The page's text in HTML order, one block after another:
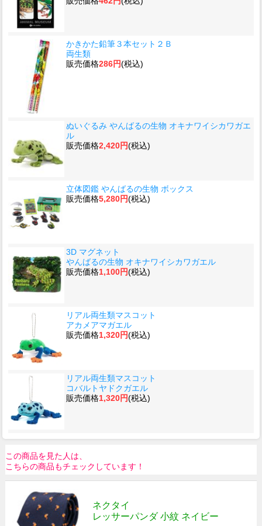
かきかた鉛筆３本セット２Ｂ
両生類
販売価格286円(税込)
ぬいぐるみ やんばるの生物 オキナワイシカワガエ
ル
販売価格2,420円(税込)
立体図鑑 やんばるの生物 ボックス
販売価格5,280円(税込)
3D マグネット
やんばるの生物 オキナワイシカワガエル
販売価格1,100円(税込)
リアル両生類マスコット
アカメアマガエル
販売価格1,320円(税込)
リアル両生類マスコット
コバルトヤドクガエル
販売価格1,320円(税込)
この商品を見た人は、
こちらの商品もチェックしています！
ネクタイ
レッサーパンダ 小紋 ネイビー